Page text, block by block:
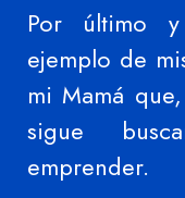
Por último
ejemplo de
mi Mamá
sigue
emprender.